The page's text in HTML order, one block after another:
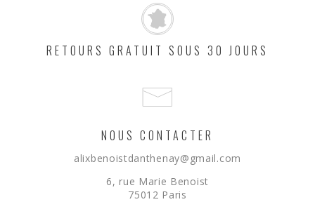
RETOURS GRATUIT SOUS 30 JOURS
NOUS CONTACTER
alixbenoistdanthenay@gmail.com
6, rue Marie Benoist
75012 Paris